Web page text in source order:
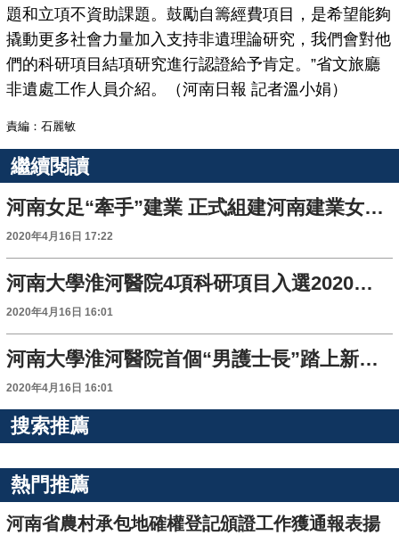
題和立項不資助課題。鼓勵自籌經費項目，是希望能夠
撬動更多社會力量加入支持非遺理論研究，我們會對他
們的科研項目結項研究進行認證給予肯定。”省文旅廳
非遺處工作人員介紹。（河南日報 記者溫小娟）
責編：石麗敏
繼續閱讀
河南女足“牽手”建業 正式組建河南建業女子足球隊
2020年4月16日 17:22
河南大學淮河醫院4項科研項目入選2020年“河南醫學科技獎”
2020年4月16日 16:01
河南大學淮河醫院首個“男護士長”踏上新征程
2020年4月16日 16:01
搜索推薦
熱門推薦
河南省農村承包地確權登記頒證工作獲通報表揚